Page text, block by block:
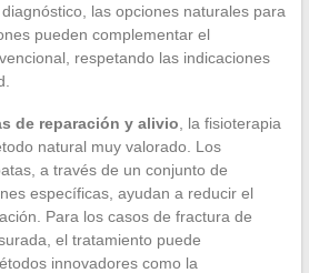
las opciones naturales para
pueden complementar el
respetando las indicaciones
de reparación y alivio , la fisioterapia
natural muy valorado. Los
a través de un conjunto de
específicas, ayudan a reducir el
Para los casos de fractura de
el tratamiento puede
innovadores como la